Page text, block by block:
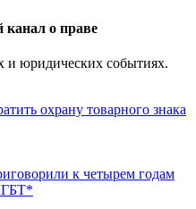
о праве
и юридических событиях.
охрану товарного знака
к четырем годам